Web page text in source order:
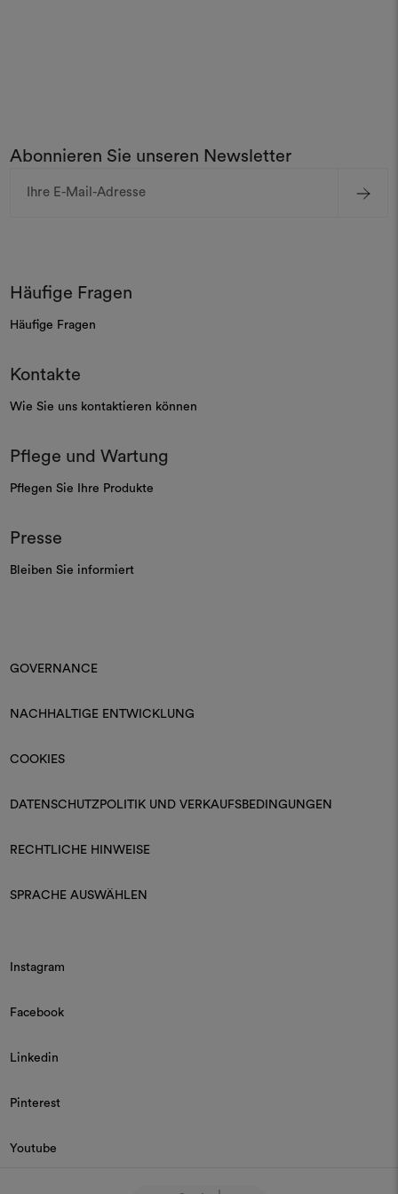
Abonnieren Sie unseren Newsletter
Mail-
Häufige Fragen
Häufige Fragen
Kontakte
Wie Sie uns kontaktieren können
Pflege und Wartung
Pflegen Sie Ihre Produkte
Presse
Bleiben Sie informiert
GOVERNANCE
NACHHALTIGE ENTWICKLUNG
COOKIES
DATENSCHUTZPOLITIK UND VERKAUFSBEDINGUNGEN
RECHTLICHE HINWEISE
SPRACHE AUSWÄHLEN
Instagram
Facebook
Linkedin
Pinterest
Youtube